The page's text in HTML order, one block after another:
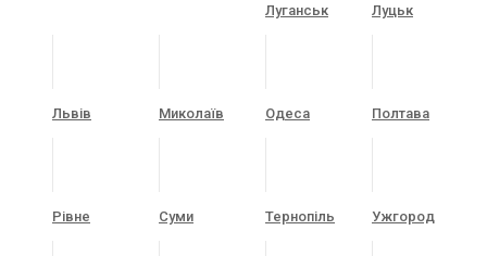
Луганськ Луцьк
Львів Миколаїв Одеса Полтава
Рівне Суми Тернопіль Ужгород